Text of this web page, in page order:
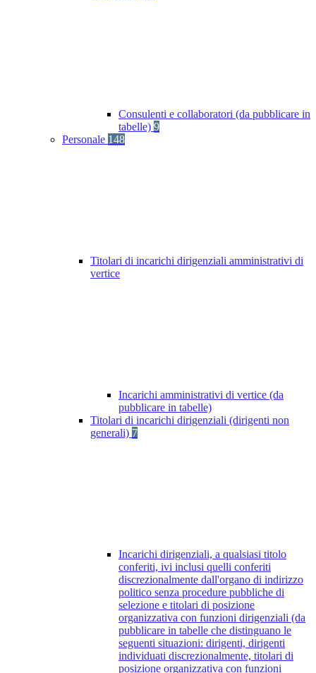
Consulenti e collaboratori (da pubblicare in
tabelle) 9
Personale 148
Titolari di incarichi dirigenziali amministrativi di
vertice
Incarichi amministrativi di vertice (da
pubblicare in tabelle)
Titolari di incarichi dirigenziali (dirigenti non
generali) 7
Incarichi dirigenziali, a qualsiasi titolo
conferiti, ivi inclusi quelli conferiti
discrezionalmente dall'organo di indirizzo
politico senza procedure pubbliche di
selezione e titolari di posizione
organizzativa con funzioni dirigenziali (da
pubblicare in tabelle che distinguano le
seguenti situazioni: dirigenti, dirigenti
individuati discrezionalmente, titolari di
posizione organizzativa con funzioni